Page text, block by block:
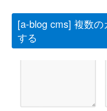
[a-blog cms] 複数
する